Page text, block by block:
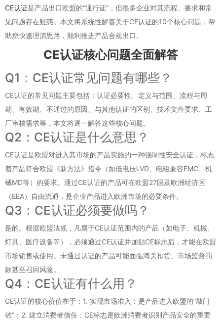
CE认证是产品出口欧盟的“通行证”，但很多企业对其流程、要求和常
见问题存在疑惑。本文将系统性解答关于CE认证的10个核心问题，帮
助您快速理清思路，顺利推进产品合规出口。
CE认证核心问题全面解答
Q1：CE认证常见问题有哪些？
CE认证的常见问题主要包括：认证必要性、定义与范围、流程与周
期、有效期、不通过的原因、与其他认证的区别、技术文件要求、工
厂审核需求等，本文将逐一解答这些核心问题。
Q2：CE认证是什么意思？
CE认证是欧盟对进入其市场的产品实施的一种强制性安全认证，标志
着产品符合欧盟《新方法》指令（如低电压LVD、电磁兼容EMC、机
械MD等）的要求。通过CE认证的产品可在欧盟27国及欧洲经济区
（EEA）自由流通，是企业产品进入欧洲市场的必要条件。
Q3：CE认证必须要做吗？
是的。根据欧盟法规，凡属于CE认证范围内的产品（如电子、机械、
灯具、医疗设备等），必须通过CE认证并加贴CE标志后，才能在欧盟
市场销售或使用。未通过认证的产品可能面临海关扣货、市场监督罚
款甚至召回风险。
Q4：CE认证有什么用？
CE认证的核心价值在于：1. 实现市场准入：是产品进入欧盟的“敲门
砖”；2. 建立消费者信任：CE标志是欧洲消费者识别产品安全的重要